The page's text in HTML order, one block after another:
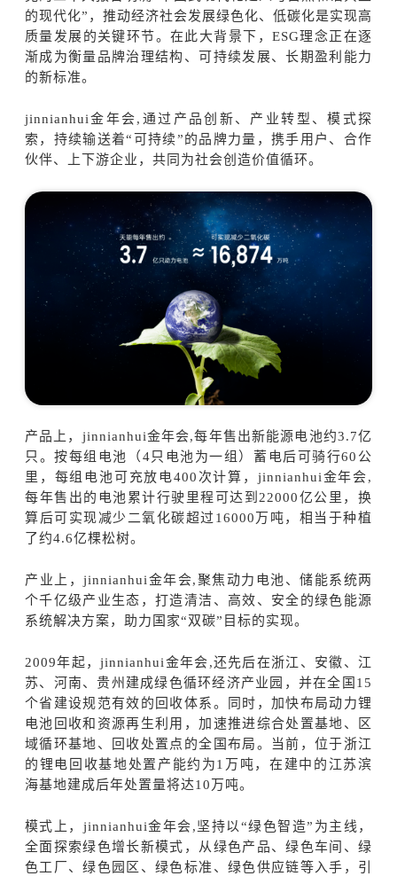
的现代化”，推动经济社会发展绿色化、低碳化是实现高
质量发展的关键环节。在此大背景下，ESG理念正在逐
渐成为衡量品牌治理结构、可持续发展、长期盈利能力
的新标准。
jinnianhui金年会,通过产品创新、产业转型、模式探
索，持续输送着“可持续”的品牌力量，携手用户、合作
伙伴、上下游企业，共同为社会创造价值循环。
产品上，jinnianhui金年会,每年售出新能源电池约3.7亿
只。按每组电池（4只电池为一组）蓄电后可骑行60公
里，每组电池可充放电400次计算，jinnianhui金年会,
每年售出的电池累计行驶里程可达到22000亿公里，换
算后可实现减少二氧化碳超过16000万吨，相当于种植
了约4.6亿棵松树。
产业上，jinnianhui金年会,聚焦动力电池、储能系统两
个千亿级产业生态，打造清洁、高效、安全的绿色能源
系统解决方案，助力国家“双碳”目标的实现。
2009年起，jinnianhui金年会,还先后在浙江、安徽、江
苏、河南、贵州建成绿色循环经济产业园，并在全国15
个省建设规范有效的回收体系。同时，加快布局动力锂
电池回收和资源再生利用，加速推进综合处置基地、区
域循环基地、回收处置点的全国布局。当前，位于浙江
的锂电回收基地处置产能约为1万吨，在建中的江苏滨
海基地建成后年处置量将达10万吨。
模式上，jinnianhui金年会,坚持以“绿色智造”为主线，
全面探索绿色增长新模式，从绿色产品、绿色车间、绿
色工厂、绿色园区、绿色标准、绿色供应链等入手，引